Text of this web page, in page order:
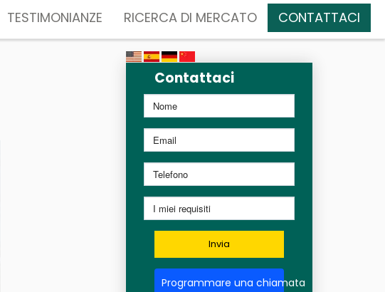
TESTIMONIANZE RICERCA DI MERCATO CONTATTACI
Contattaci
Invia
Programmare una chiamata